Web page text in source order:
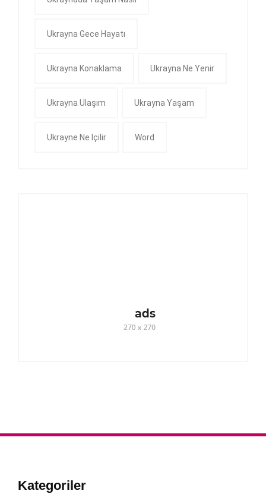
Ukrayna Gece Hayatı
Ukrayna Konaklama Ukrayna Ne Yenir
Ukrayna Ulaşım Ukrayna Yaşam
Ukrayne Ne Içilir Word
Kategoriler